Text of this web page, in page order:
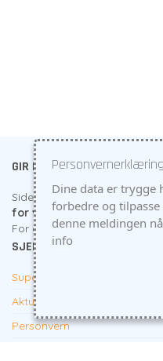
GIR DEG VERDI
Siden starten for 10 år
for våre kunder å lykkes.
For du trenger ikke bare en
SJEKK HER
Supert tilbud til firma
Aktuelt
Personvern
Personvernerklæring
Dine data er trygge
forbedre og
denne meldingen
info